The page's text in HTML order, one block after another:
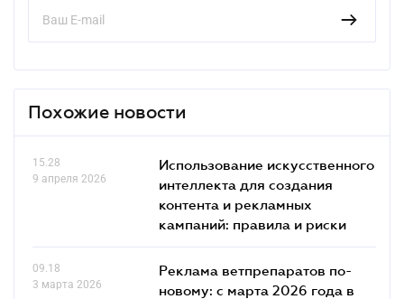
Похожие новости
15.28
9 апреля 2026
Использование искусственного
интеллекта для создания
контента и рекламных
кампаний: правила и риски
09.18
3 марта 2026
Реклама ветпрепаратов по-
новому: с марта 2026 года в